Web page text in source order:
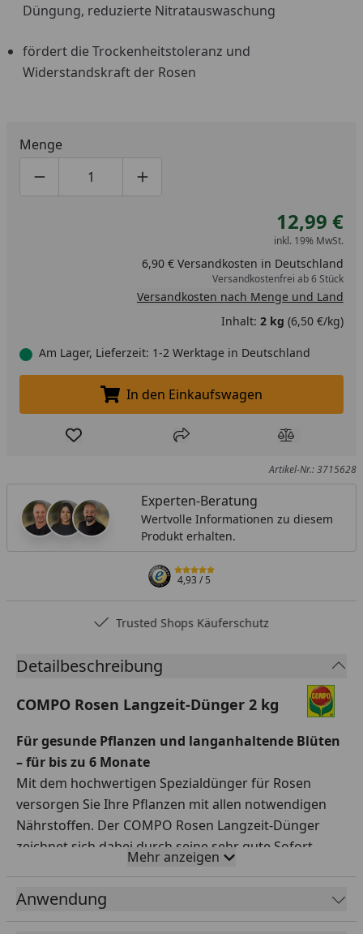
Düngung, reduzierte Nitratauswaschung
fördert die Trockenheitstoleranz und
Widerstandskraft der Rosen
Menge
Produktmenge um eins verringern
Produktmenge manuell eingeben
Produktmenge um eins erhöhen
12,99 €
inkl. 19% MwSt.
6,90 € Versandkosten in Deutschland
Versandkostenfrei ab 6 Stück
Versandkosten nach Menge und Land
Inhalt: 2 kg (6,50 €/kg)
Am Lager, Lieferzeit: 1-2 Werktage in Deutschland
In den Einkaufswagen legen
In den Einkaufswagen
Produkt zur Wunschliste hinzufügen
Teilen Produkt
Artikel-Nr.: 3715628
Experten-Beratung
Wertvolle Informationen zu diesem
Produkt erhalten.
4,93/ 5
Trusted Shops Käuferschutz
Detailbeschreibung
COMPO Rosen Langzeit-Dünger 2 kg
Für gesunde Pflanzen und langanhaltende Blüten
– für bis zu 6 Monate
Mit dem hochwertigen Spezialdünger für Rosen
versorgen Sie Ihre Pflanzen mit allen notwendigen
Nährstoffen. Der COMPO Rosen Langzeit-Dünger
zeichnet sich dabei durch seine sehr gute Sofort-
sowie gleichmäßige Langzeitwirkung von bis zu sechs
Monaten aus. Somit reicht eine einmalige Düngung
für die komplette Saison aus!
Mehr anzeigen
Anwendung